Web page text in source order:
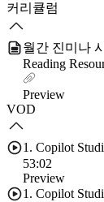
커리큘럼
월간 진미나
Reading
Preview
VOD
1. Copilot
53:02
Preview
1. Copilot